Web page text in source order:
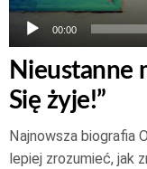
00:00
Nieustanne
Się żyje!”
Najnowsza biografia
lepiej zrozumieć, jak